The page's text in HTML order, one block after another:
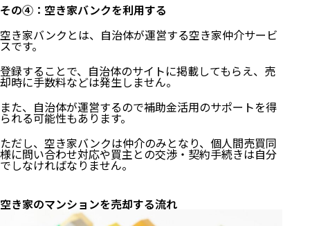
その④：空き家バンクを利用する
空き家バンクとは、自治体が運営する空き家仲介サービ
スです。
登録することで、自治体のサイトに掲載してもらえ、売
却時に手数料などは発生しません。
また、自治体が運営するので補助金活用のサポートを得
られる可能性もあります。
ただし、空き家バンクは仲介のみとなり、個人間売買同
様に問い合わせ対応や買主との交渉・契約手続きは自分
でしなければなりません。
空き家のマンションを売却する流れ